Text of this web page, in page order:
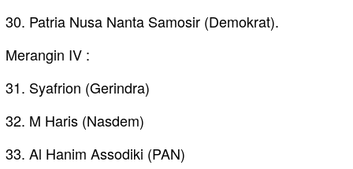
30. Patria Nusa Nanta Samosir (Demokrat).
Merangin IV :
31. Syafrion (Gerindra)
32. M Haris (Nasdem)
33. Al Hanim Assodiki (PAN)